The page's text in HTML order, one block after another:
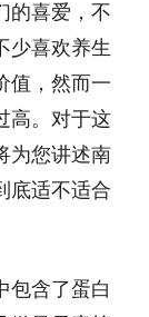
的喜爱，不
少喜欢养生
值，然而一
高。对于这
为您讲述南
底适不适合
包含了蛋白